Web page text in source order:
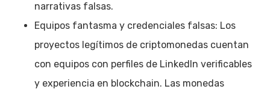
narrativas falsas.
Equipos fantasma y credenciales falsas: Los
proyectos legítimos de criptomonedas cuentan
con equipos con perfiles de LinkedIn verificables
y experiencia en blockchain. Las monedas